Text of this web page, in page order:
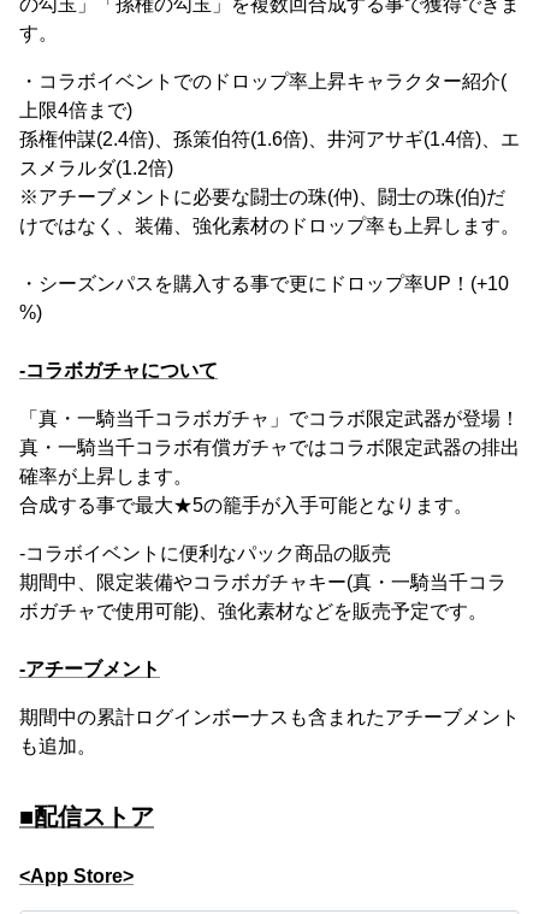
の勾玉」「孫権の勾玉」を複数回合成する事で獲得できま
す。
・コラボイベントでのドロップ率上昇キャラクター紹介(
上限4倍まで)
孫権仲謀(2.4倍)、孫策伯符(1.6倍)、井河アサギ(1.4倍)、エ
スメラルダ(1.2倍)
※アチーブメントに必要な闘士の珠(仲)、闘士の珠(伯)だ
けではなく、装備、強化素材のドロップ率も上昇します。
・シーズンパスを購入する事で更にドロップ率UP！(+10
%)
-コラボガチャについて
「真・一騎当千コラボガチャ」でコラボ限定武器が登場！
真・一騎当千コラボ有償ガチャではコラボ限定武器の排出
確率が上昇します。
合成する事で最大★5の籠手が入手可能となります。
-コラボイベントに便利なパック商品の販売
期間中、限定装備やコラボガチャキー(真・一騎当千コラ
ボガチャで使用可能)、強化素材などを販売予定です。
-アチーブメント
期間中の累計ログインボーナスも含まれたアチーブメント
も追加。
■配信ストア
<App Store>